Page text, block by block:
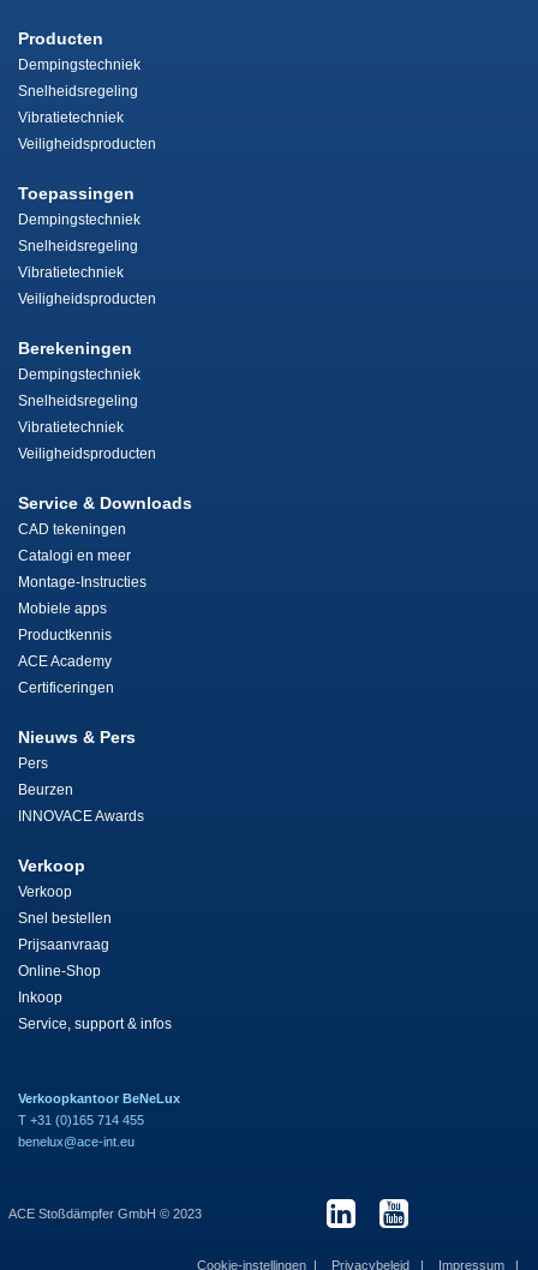
Producten
Dempingstechniek
Snelheidsregeling
Vibratietechniek
Veiligheidsproducten
Toepassingen
Dempingstechniek
Snelheidsregeling
Vibratietechniek
Veiligheidsproducten
Berekeningen
Dempingstechniek
Snelheidsregeling
Vibratietechniek
Veiligheidsproducten
Service & Downloads
CAD tekeningen
Catalogi en meer
Montage-Instructies
Mobiele apps
Productkennis
ACE Academy
Certificeringen
Nieuws & Pers
Pers
Beurzen
INNOVACE Awards
Verkoop
Verkoop
Snel bestellen
Prijsaanvraag
Online-Shop
Inkoop
Service, support & infos
Verkoopkantoor BeNeLux
T +31 (0)165 714 455
benelux@ace-int.eu
ACE Stoßdämpfer GmbH © 2023
Cookie-instellingen Privacybeleid Impressum